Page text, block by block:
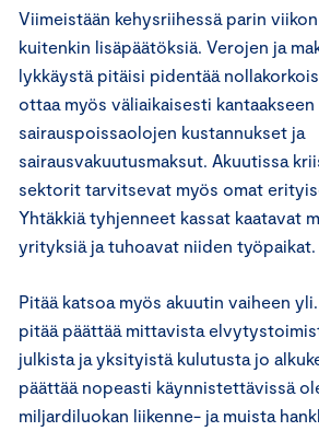
Viimeistään kehysriihessä parin
kuitenkin lisäpäätöksiä. Verojen ja
lykkäystä pitäisi pidentää
ottaa myös väliaikaisesti kantaakseen
sairauspoissaolojen kustannukset ja
sairausvakuutusmaksut. Akuutissa
sektorit tarvitsevat myös omat
Yhtäkkiä tyhjenneet kassat kaatavat
yrityksiä ja tuhoavat niiden työpaikat.
Pitää katsoa myös akuutin vaiheen
pitää päättää mittavista
julkista ja yksityistä kulutusta jo
päättää nopeasti käynnistettävissä
miljardiluokan liikenne- ja muista